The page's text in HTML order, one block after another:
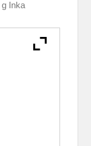
Inka